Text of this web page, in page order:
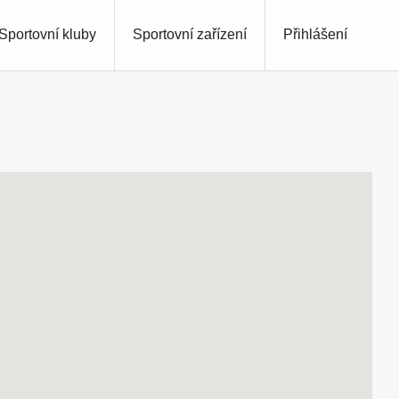
Přihlášení
kluby Sportovní zařízení